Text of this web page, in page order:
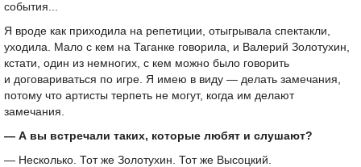
события...
Я вроде как приходила на репетиции, отыгрывала спектакли,
уходила. Мало с кем на Таганке говорила, и Валерий Золотухин,
кстати, один из немногих, с кем можно было говорить
и договариваться по игре. Я имею в виду — делать замечания,
потому что артисты терпеть не могут, когда им делают
замечания.
— А вы встречали таких, которые любят и слушают?
— Несколько. Тот же Золотухин. Тот же Высоцкий.